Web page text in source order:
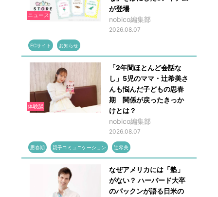
ニュース
が登場
nobico編集部
2026.08.07
ECサイト お知らせ
体験談
「2年間ほとんど会話な
し」5児のママ・辻希美さ
んも悩んだ子どもの思春
期 関係が戻ったきっか
けとは？
nobico編集部
2026.08.07
思春期 親子コミュニケーション 辻希美
なぜアメリカには「塾」
がない？ ハーバード大卒
のパックンが語る日米の